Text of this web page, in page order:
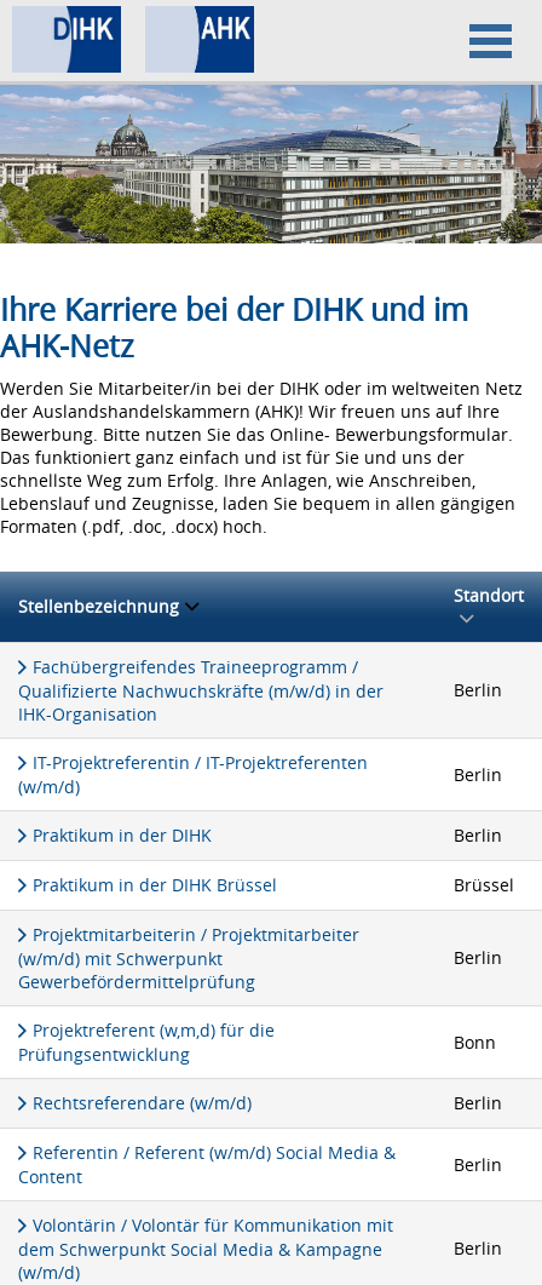
Home
Datenschutz
Impressum
Ihre Karriere bei der DIHK und im
AHK-Netz
Werden Sie Mitarbeiter/in bei der DIHK oder im weltweiten Netz
der Auslandshandelskammern (AHK)! Wir freuen uns auf Ihre
Bewerbung. Bitte nutzen Sie das Online- Bewerbungsformular.
Das funktioniert ganz einfach und ist für Sie und uns der
schnellste Weg zum Erfolg. Ihre Anlagen, wie Anschreiben,
Lebenslauf und Zeugnisse, laden Sie bequem in allen gängigen
Formaten (.pdf, .doc, .docx) hoch.
Stellenbezeichnung Standort
Fachübergreifendes Traineeprogramm /
Qualifizierte Nachwuchskräfte (m/w/d) in der
IHK-Organisation
Berlin
IT-Projektreferentin / IT-Projektreferenten
(w/m/d)
Berlin
Praktikum in der DIHK Berlin
Praktikum in der DIHK Brüssel Brüssel
Projektmitarbeiterin / Projektmitarbeiter
(w/m/d) mit Schwerpunkt
Gewerbefördermittelprüfung
Berlin
Projektreferent (w,m,d) für die
Prüfungsentwicklung
Bonn
Rechtsreferendare (w/m/d) Berlin
Referentin / Referent (w/m/d) Social Media &
Content
Berlin
Volontärin / Volontär für Kommunikation mit
dem Schwerpunkt Social Media & Kampagne
(w/m/d)
Berlin